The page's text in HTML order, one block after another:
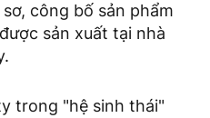
công bố sản phẩm
sản xuất tại nhà
trong "hệ sinh thái"